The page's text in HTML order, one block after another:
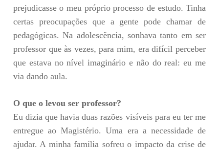
prejudicasse o meu próprio processo de estudo. Tinha
certas preocupações que a gente pode chamar de
pedagógicas. Na adolescência, sonhava tanto em ser
professor que às vezes, para mim, era difícil perceber
que estava no nível imaginário e não do real: eu me
via dando aula.
O que o levou ser professor?
Eu dizia que havia duas razões visíveis para eu ter me
entregue ao Magistério. Uma era a necessidade de
ajudar. A minha família sofreu o impacto da crise de